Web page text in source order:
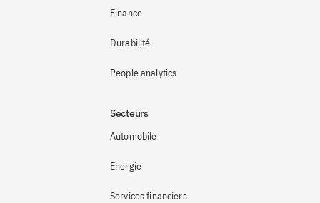
Finance
Durabilité
People analytics
Secteurs
Automobile
Energie
Services financiers